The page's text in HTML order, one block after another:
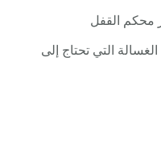
محكم القفل
التي تحتاج إلى